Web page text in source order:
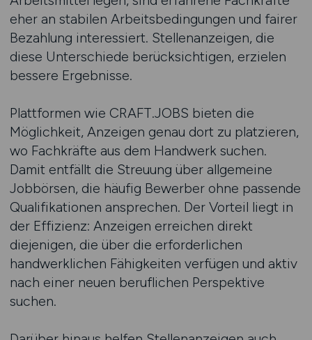
eher an stabilen Arbeitsbedingungen und fairer
Bezahlung interessiert. Stellenanzeigen, die
diese Unterschiede berücksichtigen, erzielen
bessere Ergebnisse.
Plattformen wie CRAFT.JOBS bieten die
Möglichkeit, Anzeigen genau dort zu platzieren,
wo Fachkräfte aus dem Handwerk suchen.
Damit entfällt die Streuung über allgemeine
Jobbörsen, die häufig Bewerber ohne passende
Qualifikationen ansprechen. Der Vorteil liegt in
der Effizienz: Anzeigen erreichen direkt
diejenigen, die über die erforderlichen
handwerklichen Fähigkeiten verfügen und aktiv
nach einer neuen beruflichen Perspektive
suchen.